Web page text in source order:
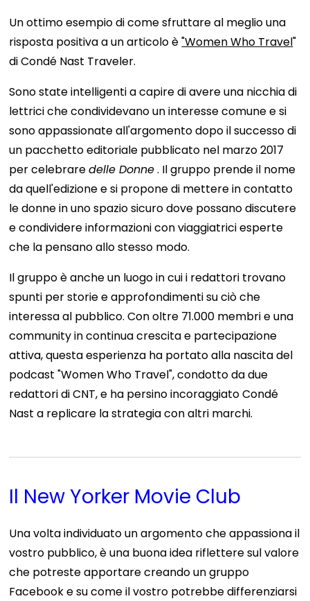
Un ottimo esempio di come sfruttare al meglio una
risposta positiva a un articolo è"Women Who Travel"
di Condé Nast Traveler.
Sono state intelligenti a capire di avere una nicchia di
lettrici che condividevano un interesse comune e si
sono appassionate all'argomento dopo il successo di
un pacchetto editoriale pubblicato nel marzo 2017
per celebraredelle Donne. Il gruppo prende il nome
da quell'edizione e si propone di mettere in contatto
le donne in uno spazio sicuro dove possano discutere
e condividere informazioni con viaggiatrici esperte
che la pensano allo stesso modo.
Il gruppo è anche un luogo in cui i redattori trovano
spunti per storie e approfondimenti su ciò che
interessa al pubblico. Con oltre 71.000 membri e una
community in continua crescita e partecipazione
attiva, questa esperienza ha portato alla nascita del
podcast "Women Who Travel", condotto da due
redattori di CNT, e ha persino incoraggiato Condé
Nast a replicare la strategia con altri marchi.
Il New Yorker Movie Club
Una volta individuato un argomento che appassiona il
vostro pubblico, è una buona idea riflettere sul valore
che potreste apportare creando un gruppo
Facebook e su come il vostro potrebbe differenziarsi